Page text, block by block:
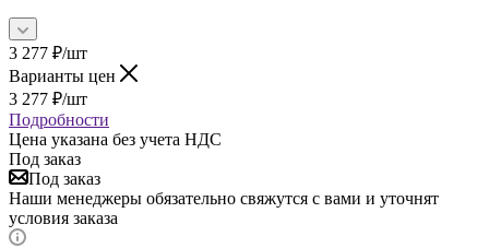
3 277 ₽/шт
Варианты цен
3 277 ₽/шт
Подробности
Цена указана без учета НДС
Под заказ
Под заказ
Наши менеджеры обязательно свяжутся с вами и уточнят
условия заказа